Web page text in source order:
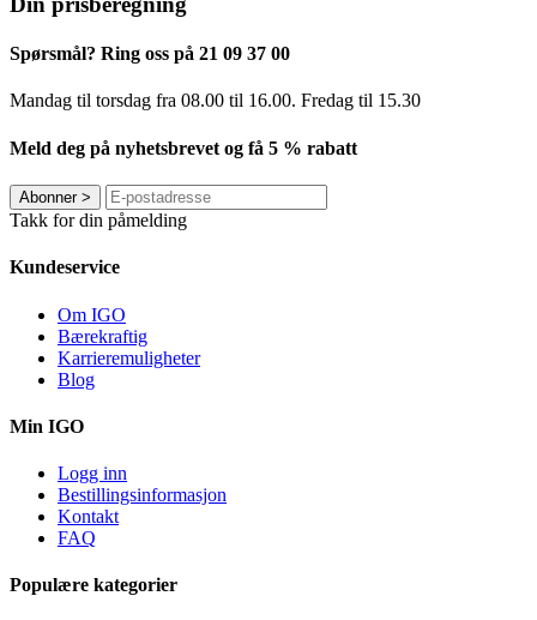
Spørsmål? Ring oss på 21 09 37 00
Mandag til torsdag ​​fra 08.00 til 16.00. Fredag til 15.30
Meld deg på nyhetsbrevet og få 5 % rabatt
Abonner>
Takk for din påmelding
Kundeservice
Om IGO
Bærekraftig
Karrieremuligheter
Blog
Min IGO
Logg inn
Bestillingsinformasjon
Kontakt
FAQ
Populære kategorier